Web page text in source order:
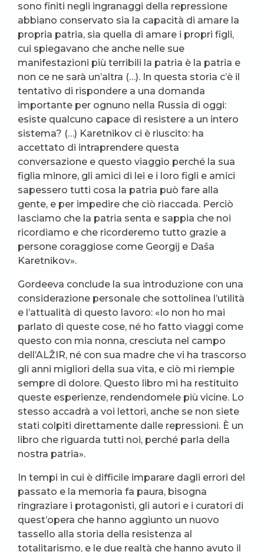
sono finiti negli ingranaggi della repressione
abbiano conservato sia la capacità di amare la
propria patria, sia quella di amare i propri figli,
cui spiegavano che anche nelle sue
manifestazioni più terribili la patria è la patria e
non ce ne sarà un’altra (…). In questa storia c’è il
tentativo di rispondere a una domanda
importante per ognuno nella Russia di oggi:
esiste qualcuno capace di resistere a un intero
sistema? (…) Karetnikov ci è riuscito: ha
accettato di intraprendere questa
conversazione e questo viaggio perché la sua
figlia minore, gli amici di lei e i loro figli e amici
sapessero tutti cosa la patria può fare alla
gente, e per impedire che ciò riaccada. Perciò
lasciamo che la patria senta e sappia che noi
ricordiamo e che ricorderemo tutto grazie a
persone coraggiose come Georgij e Daša
Karetnikov».
Gordeeva conclude la sua introduzione con una
considerazione personale che sottolinea l’utilità
e l’attualità di questo lavoro: «Io non ho mai
parlato di queste cose, né ho fatto viaggi come
questo con mia nonna, cresciuta nel campo
dell’ALŽIR, né con sua madre che vi ha trascorso
gli anni migliori della sua vita, e ciò mi riempie
sempre di dolore. Questo libro mi ha restituito
queste esperienze, rendendomele più vicine. Lo
stesso accadrà a voi lettori, anche se non siete
stati colpiti direttamente dalle repressioni. È un
libro che riguarda tutti noi, perché parla della
nostra patria».
In tempi in cui è difficile imparare dagli errori del
passato e la memoria fa paura, bisogna
ringraziare i protagonisti, gli autori e i curatori di
quest’opera che hanno aggiunto un nuovo
tassello alla storia della resistenza al
totalitarismo, e le due realtà che hanno avuto il